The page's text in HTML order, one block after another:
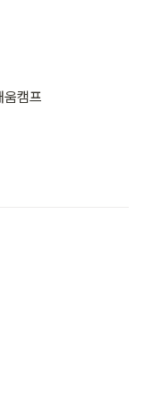
움캠프